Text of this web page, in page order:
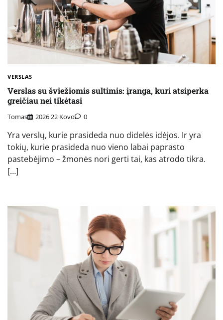
VERSLAS
Verslas su šviežiomis sultimis: įranga, kuri atsiperka
greičiau nei tikėtasi
Tomas 2026 22 Kovo 0
Yra verslų, kurie prasideda nuo didelės idėjos. Ir yra
tokių, kurie prasideda nuo vieno labai paprasto
pastebėjimo – žmonės nori gerti tai, kas atrodo tikra.
[…]